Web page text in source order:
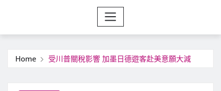
Home 受川普關稅影響 加墨日德遊客赴美意願大減